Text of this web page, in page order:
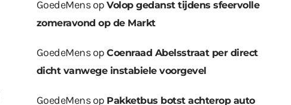
GoedeMensopVolop gedanst tijdens sfeervolle
zomeravond op de Markt
GoedeMensopCoenraad Abelsstraat per direct
dicht vanwege instabiele voorgevel
GoedeMensop Pakketbus botst achterop auto